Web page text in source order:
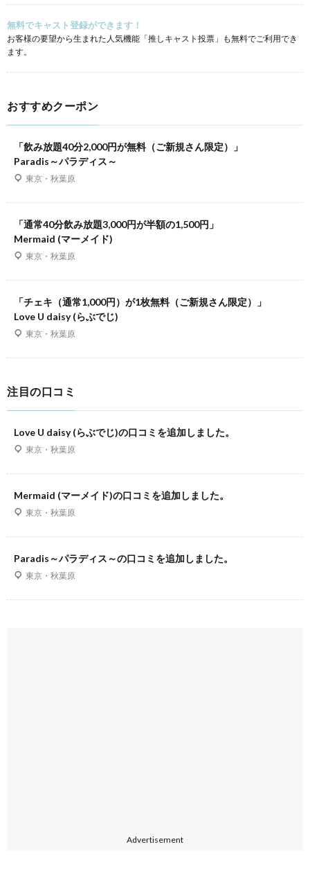
無料でキャスト登録ができます！
お客様の要望から生まれた人気機能「推しキャスト投票」も無料でご利用でき
ます。
おすすめクーポン
「飲み放題40分2,000円が無料（ご新規さん限定）」
Paradis～パラディス～
東京・秋葉原
「通常40分飲み放題3,000円が半額の1,500円」
Mermaid (マーメイド)
東京・秋葉原
「チェキ（通常1,000円）が1枚無料（ご新規さん限定）」
Love U daisy (らぶでじ)
東京・秋葉原
注目の口コミ
Love U daisy (らぶでじ)の口コミを追加しました。
東京・秋葉原
Mermaid (マーメイド)の口コミを追加しました。
東京・秋葉原
Paradis～パラディス～の口コミを追加しました。
東京・秋葉原
Advertisement